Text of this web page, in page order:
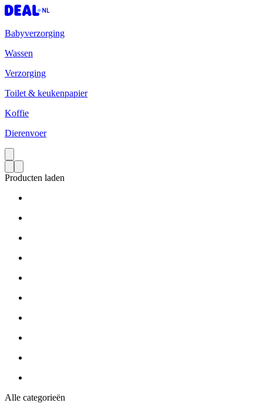
Babyverzorging
Wassen
Verzorging
Toilet & keukenpapier
Koffie
Dierenvoer
Producten laden
Alle categorieën